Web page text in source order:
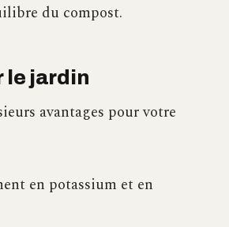
du compost.
le jardin
avantages pour votre
en potassium et en